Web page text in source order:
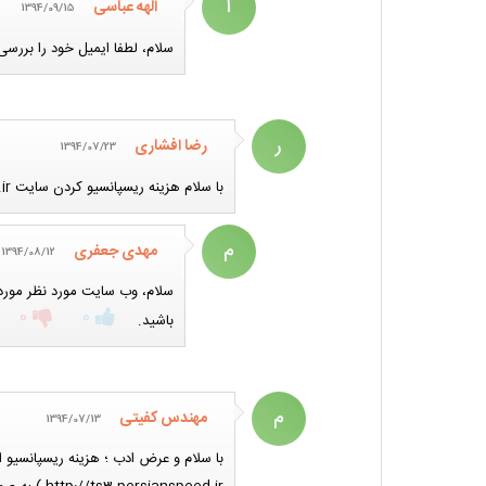
ا الهه عباسی 1394/09/15
سلام، لطفا ایمیل خود را
ر رضا افشاری 1394/07/23
با سلام هزینه ریسپانسیو کردن سایت intranslate.ir چقدر می باشد؟ با تشکر
م مهدی جعفری 1394/08/12
سلام، وب سایت مورد نظر
باشید.
0
0
م مهندس کفیتی 1394/07/13
با سلام و عرض ادب ؛ هزینه